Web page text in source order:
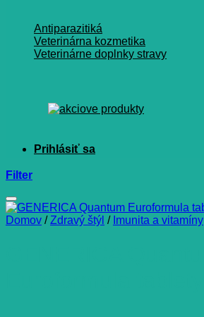
Antiparazitiká
Veterinárna kozmetika
Veterinárne doplnky stravy
Filter
Domov / Zdravý štýl / Imunita a vitamíny